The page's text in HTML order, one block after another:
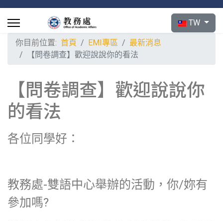
選擇你的語言
TW
你目前位置: 首頁 EMI專區
最新消息
【問卷調查】歡迎說說你的看法
【問卷調查】歡迎說說你
的看法
各位同學好：
教務處-雙語中心舉辦的活動，你/妳有
參加嗎?